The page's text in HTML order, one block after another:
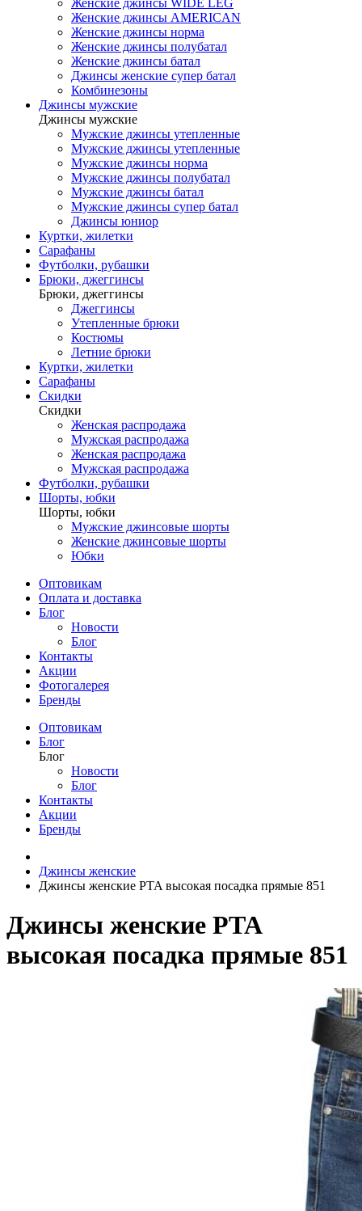
Женские джинсы WIDE LEG
Женские джинсы AMERICAN
Женские джинсы норма
Женские джинсы полубатал
Женские джинсы батал
Джинсы женские супер батал
Комбинезоны
Джинсы мужские
Джинсы мужские
Мужские джинсы утепленные
Мужские джинсы утепленные
Мужские джинсы норма
Мужские джинсы полубатал
Мужские джинсы батал
Мужские джинсы супер батал
Джинсы юниор
Куртки, жилетки
Сарафаны
Футболки, рубашки
Брюки, джеггинсы
Брюки, джеггинсы
Джеггинсы
Утепленные брюки
Костюмы
Летние брюки
Куртки, жилетки
Сарафаны
Скидки
Скидки
Женская распродажа
Мужская распродажа
Женская распродажа
Мужская распродажа
Футболки, рубашки
Шорты, юбки
Шорты, юбки
Мужские джинсовые шорты
Женские джинсовые шорты
Юбки
Оптовикам
Оплата и доставка
Блог
Новости
Блог
Контакты
Акции
Фотогалерея
Бренды
Оптовикам
Блог
Блог
Новости
Блог
Контакты
Акции
Бренды
Джинсы женские
Джинсы женские PTA высокая посадка прямые 851
Джинсы женские PTA
высокая посадка прямые 851